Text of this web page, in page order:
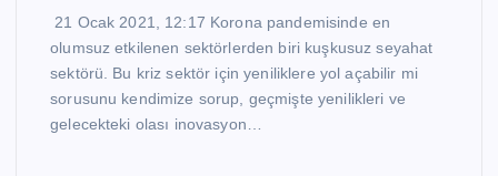
21 Ocak 2021, 12:17 Korona pandemisinde en
olumsuz etkilenen sektörlerden biri kuşkusuz seyahat
sektörü. Bu kriz sektör için yeniliklere yol açabilir mi
sorusunu kendimize sorup, geçmişte yenilikleri ve
gelecekteki olası inovasyon…